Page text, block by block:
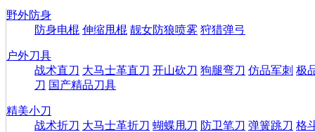
野外防身
防身电棍 伸缩甩棍 靓女防狼喷雾 狩猎弹弓
户外刀具
战术直刀 大马士革直刀 开山砍刀 狗腿弯刀 仿品军刺 极
刀 国产精品刀具
精美小刀
战术折刀 大马士革折刀 蝴蝶甩刀 防卫笔刀 弹簧跳刀 格